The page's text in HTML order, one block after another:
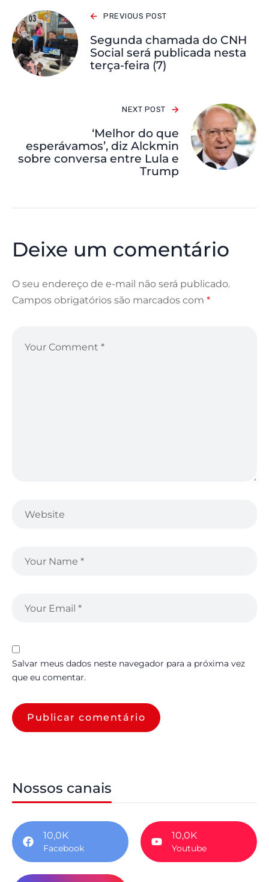
PREVIOUS POST
Segunda chamada do CNH
Social será publicada nesta
terça-feira (7)
NEXT POST
‘Melhor do que
esperávamos’, diz Alckmin
sobre conversa entre Lula e
Trump
Deixe um comentário
O seu endereço de e-mail não será publicado.
Campos obrigatórios são marcados com *
Salvar meus dados neste navegador para a próxima vez
que eu comentar.
Nossos canais
10,0K
Facebook
10,0K
Youtube